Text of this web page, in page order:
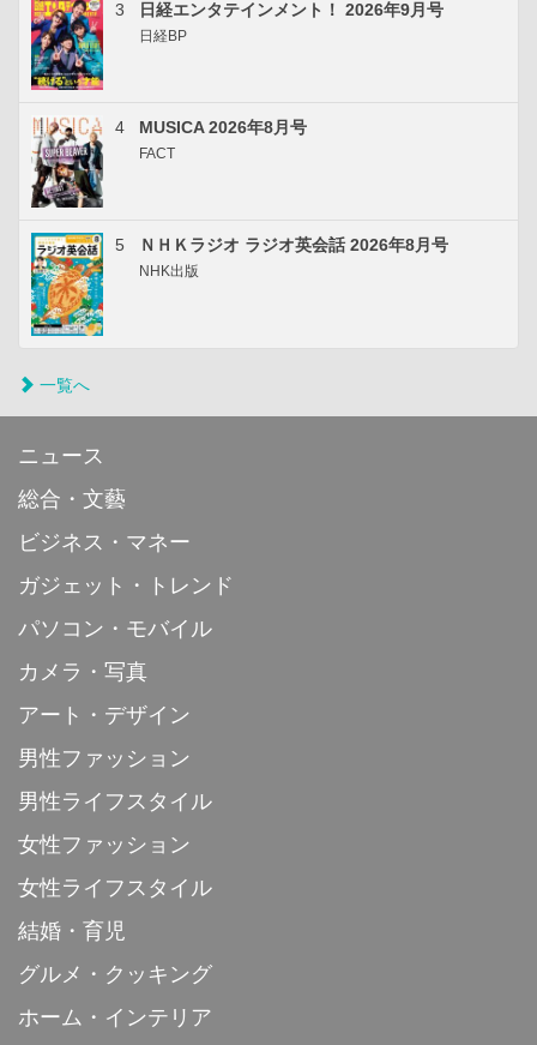
3 日経エンタテインメント！ 2026年9月号
日経BP
4 MUSICA 2026年8月号
FACT
5 ＮＨＫラジオ ラジオ英会話 2026年8月号
NHK出版
一覧へ
ニュース
総合・文藝
ビジネス・マネー
ガジェット・トレンド
パソコン・モバイル
カメラ・写真
アート・デザイン
男性ファッション
男性ライフスタイル
女性ファッション
女性ライフスタイル
結婚・育児
グルメ・クッキング
ホーム・インテリア